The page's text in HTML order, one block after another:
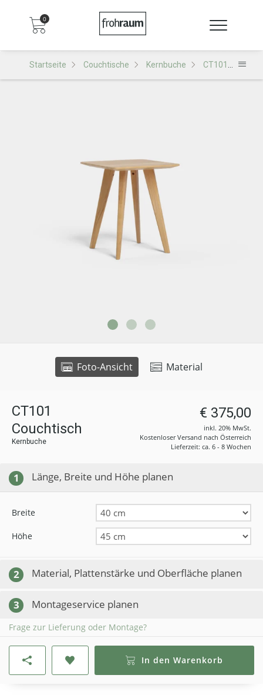
0
Startseite Couchtische Kernbuche CT101 Couchtisch
Foto-Ansicht Material
CT101
Couchtisch
Kernbuche
€ 375,00
inkl. 20% MwSt.
Kostenloser Versand nach Österreich
Lieferzeit: ca. 6 - 8 Wochen
1 Länge, Breite und Höhe planen
Breite
Höhe
2 Material, Plattenstärke und Oberfläche planen
3 Montageservice planen
Frage zur Lieferung oder Montage?
In den Warenkorb